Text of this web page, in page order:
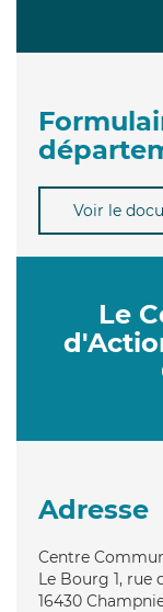
Voir le
Le
Adresse
Centre
Le Bourg 1, rue
16430